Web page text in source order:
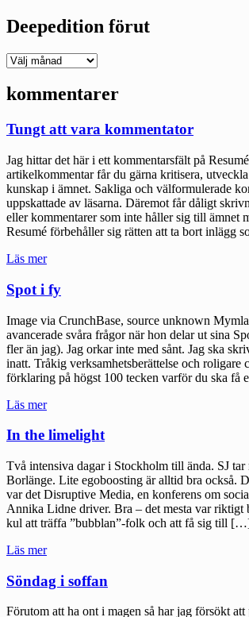
Deepedition förut
Deepedition
kommentarer
Tungt att vara kommentator
Jag hittar det här i ett kommentarsfält på
artikelkommentar får du gärna kritisera,
kunskap i ämnet. Sakliga och välformulerade
uppskattade av läsarna. Däremot får dåligt
eller kommentarer som inte håller sig till ämnet
Resumé förbehåller sig rätten att ta bort inlägg
Läs mer"Tungt
vara
kommentator"
Spot i fy
Image via CrunchBase, source unknown
avancerade svåra frågor när hon delar ut sina
fler än jag). Jag orkar inte med sånt. Jag ska
inatt. Tråkig verksamhetsberättelse och roligare
förklaring på högst 100 tecken varför du ska
Läs mer"Spot
fy"
In the limelight
Två intensiva dagar i Stockholm till ända. SJ tar
Borlänge. Lite egoboosting är alltid bra också.
var det Disruptive Media, en konferens om
Annika Lidne driver. Bra – det mesta var riktigt
kul att träffa ”bubblan”-folk och att få sig till
Läs mer"In
limelight"
Söndag i soffan
Förutom att ha ont i magen så har jag försökt